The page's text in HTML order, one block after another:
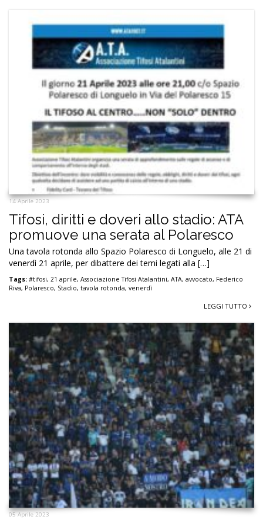
14 Aprile 2023
Tifosi, diritti e doveri allo stadio: ATA
promuove una serata al Polaresco
Una tavola rotonda allo Spazio Polaresco di Longuelo, alle 21 di
venerdì 21 aprile, per dibattere dei temi legati alla […]
Tags: #tifosi, 21 aprile, Associazione Tifosi Atalantini, ATA, avvocato, Federico
Riva, Polaresco, Stadio, tavola rotonda, venerdì
LEGGI TUTTO
05 Aprile 2023